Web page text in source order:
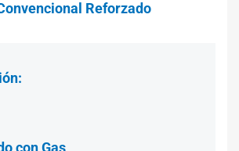
Reforzado
con Gas